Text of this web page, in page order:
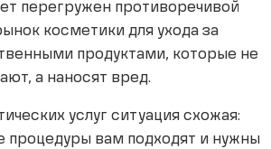
перегружен противоречивой
косметики для ухода за
продуктами, которые не
а наносят вред.
услуг ситуация схожая:
процедуры вам подходят и нужны